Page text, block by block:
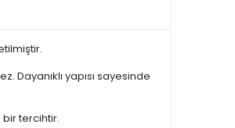
Dayanıklı yapısı sayesinde
bir tercihtir.